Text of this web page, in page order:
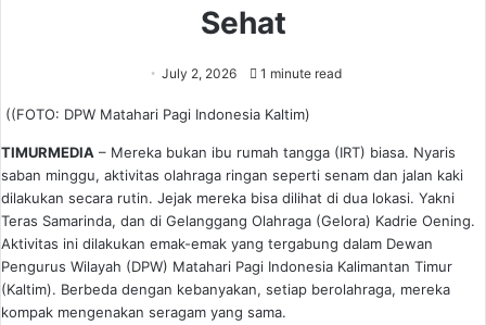
Sehat
July 2, 2026 1 minute read
((FOTO: DPW Matahari Pagi Indonesia Kaltim)
TIMURMEDIA – Mereka bukan ibu rumah tangga (IRT) biasa. Nyaris
saban minggu, aktivitas olahraga ringan seperti senam dan jalan kaki
dilakukan secara rutin. Jejak mereka bisa dilihat di dua lokasi. Yakni
Teras Samarinda, dan di Gelanggang Olahraga (Gelora) Kadrie Oening.
Aktivitas ini dilakukan emak-emak yang tergabung dalam Dewan
Pengurus Wilayah (DPW) Matahari Pagi Indonesia Kalimantan Timur
(Kaltim). Berbeda dengan kebanyakan, setiap berolahraga, mereka
kompak mengenakan seragam yang sama.